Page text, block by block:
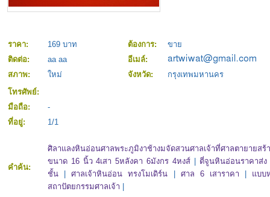
ราคา: 169 บาท ต้องการ:
ขาย
ติดต่อ:
aa aa
อีเมล์:
สภาพ:
ใหม่ จังหวัด:
กรุงเทพมหานคร
โทรศัพย์:
มือถือ:
-
ที่อยู่:
1/1
คำค้น:
ศิลาแลงหินอ่อนศาลพระภูมิงาช้างมจัดสวนศาลเจ้าที่ศาลตายายสร้
ขนาด 16 นิ้ว 4เสา 5หลังคา 6มังกร 4หงส์| ตี่จูนหินอ่อนราคาส่ง
ชั้น |ศาลเจ้าหินอ่อน ทรงโมเดิร์น ศาล 6 เสาราคา
แบบ
สถาปัตยกรรมศาลเจ้า